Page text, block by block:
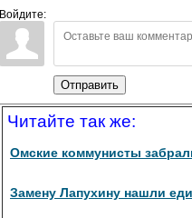
Войдите:
Отправить
Читайте так же:
Омские коммунисты
Замену Лапухину нашли